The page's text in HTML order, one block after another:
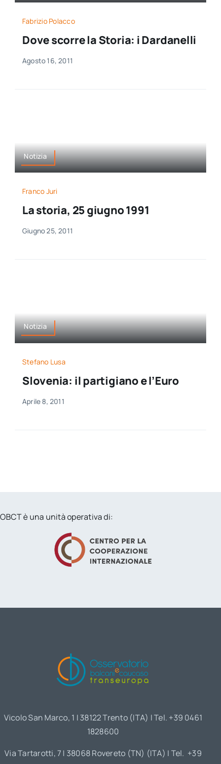
Fabrizio Polacco
Dove scorre la Storia: i Dardanelli
Agosto 16, 2011
Notizia
Franco Juri
La storia, 25 giugno 1991
Giugno 25, 2011
Notizia
Stefano Lusa
Slovenia: il partigiano e l’Euro
Aprile 8, 2011
OBCT è una unità operativa di:
Vicolo San Marco, 1 | 38122 Trento (ITA) | Tel. +39 0461
1828600
Via Tartarotti, 7 | 38068 Rovereto (TN) (ITA) | Tel. +39